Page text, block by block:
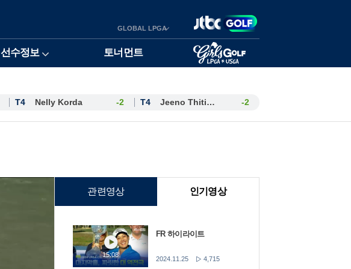
GLOBAL LPGA
선수정보 토너먼트
T4 Nelly Korda -2 T4 Jeeno Thitikul -2
관련영상 인기영상
15:08
FR 하이라이트
2024.11.25 4,715